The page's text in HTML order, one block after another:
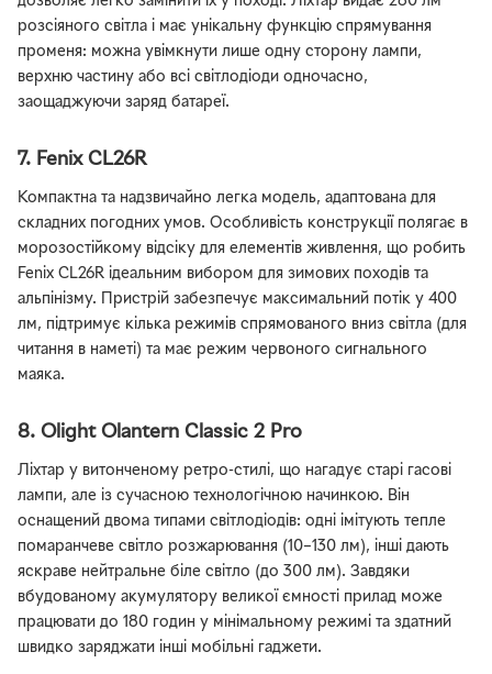
розсіяного світла і має унікальну функцію спрямування
променя: можна увімкнути лише одну сторону лампи,
верхню частину або всі світлодіоди одночасно,
заощаджуючи заряд батареї.
7. Fenix CL26R
Компактна та надзвичайно легка модель, адаптована для
складних погодних умов. Особливість конструкції полягає в
морозостійкому відсіку для елементів живлення, що робить
Fenix CL26R ідеальним вибором для зимових походів та
альпінізму. Пристрій забезпечує максимальний потік у 400
лм, підтримує кілька режимів спрямованого вниз світла (для
читання в наметі) та має режим червоного сигнального
маяка.
8. Olight Olantern Classic 2 Pro
Ліхтар у витонченому ретро-стилі, що нагадує старі гасові
лампи, але із сучасною технологічною начинкою. Він
оснащений двома типами світлодіодів: одні імітують тепле
помаранчеве світло розжарювання (10–130 лм), інші дають
яскраве нейтральне біле світло (до 300 лм). Завдяки
вбудованому акумулятору великої ємності прилад може
працювати до 180 годин у мінімальному режимі та здатний
швидко заряджати інші мобільні гаджети.